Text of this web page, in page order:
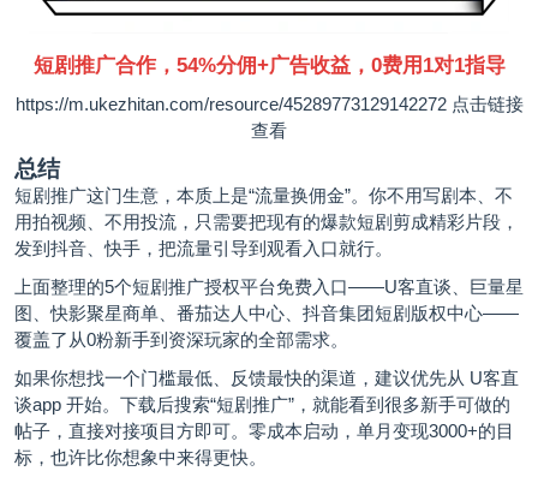
短剧推广合作，54%分佣+广告收益，0费用1对1指导
https://m.ukezhitan.com/resource/45289773129142272点击链接
查看
总结
短剧推广这门生意，本质上是“流量换佣金”。你不用写剧本、不
用拍视频、不用投流，只需要把现有的爆款短剧剪成精彩片段，
发到抖音、快手，把流量引导到观看入口就行。
上面整理的5个短剧推广授权平台免费入口——U客直谈、巨量星
图、快影聚星商单、番茄达人中心、抖音集团短剧版权中心——
覆盖了从0粉新手到资深玩家的全部需求。
如果你想找一个门槛最低、反馈最快的渠道，建议优先从 U客直
谈app 开始。下载后搜索“短剧推广”，就能看到很多新手可做的
帖子，直接对接项目方即可。零成本启动，单月变现3000+的目
标，也许比你想象中来得更快。